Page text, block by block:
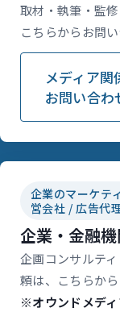
取材・執筆・監修
こちらからお問
メディア
お問い合わ
企業のマーケテ
営会社 / 広告代
企業・金融
企画コンサルテ
頼は、こちらか
※オウンドメデ